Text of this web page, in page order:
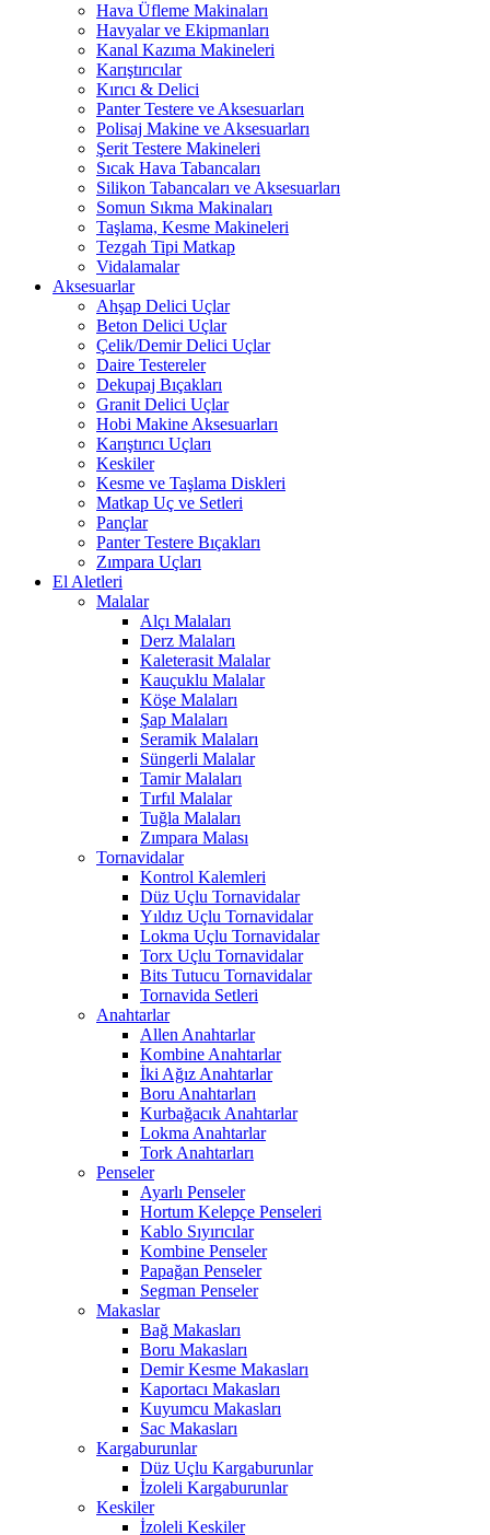
Hava Üfleme Makinaları
Havyalar ve Ekipmanları
Kanal Kazıma Makineleri
Karıştırıcılar
Kırıcı & Delici
Panter Testere ve Aksesuarları
Polisaj Makine ve Aksesuarları
Şerit Testere Makineleri
Sıcak Hava Tabancaları
Silikon Tabancaları ve Aksesuarları
Somun Sıkma Makinaları
Taşlama, Kesme Makineleri
Tezgah Tipi Matkap
Vidalamalar
Aksesuarlar
Ahşap Delici Uçlar
Beton Delici Uçlar
Çelik/Demir Delici Uçlar
Daire Testereler
Dekupaj Bıçakları
Granit Delici Uçlar
Hobi Makine Aksesuarları
Karıştırıcı Uçları
Keskiler
Kesme ve Taşlama Diskleri
Matkap Uç ve Setleri
Pançlar
Panter Testere Bıçakları
Zımpara Uçları
El Aletleri
Malalar
Alçı Malaları
Derz Malaları
Kaleterasit Malalar
Kauçuklu Malalar
Köşe Malaları
Şap Malaları
Seramik Malaları
Süngerli Malalar
Tamir Malaları
Tırfıl Malalar
Tuğla Malaları
Zımpara Malası
Tornavidalar
Kontrol Kalemleri
Düz Uçlu Tornavidalar
Yıldız Uçlu Tornavidalar
Lokma Uçlu Tornavidalar
Torx Uçlu Tornavidalar
Bits Tutucu Tornavidalar
Tornavida Setleri
Anahtarlar
Allen Anahtarlar
Kombine Anahtarlar
İki Ağız Anahtarlar
Boru Anahtarları
Kurbağacık Anahtarlar
Lokma Anahtarlar
Tork Anahtarları
Penseler
Ayarlı Penseler
Hortum Kelepçe Penseleri
Kablo Sıyırıcılar
Kombine Penseler
Papağan Penseler
Segman Penseler
Makaslar
Bağ Makasları
Boru Makasları
Demir Kesme Makasları
Kaportacı Makasları
Kuyumcu Makasları
Sac Makasları
Kargaburunlar
Düz Uçlu Kargaburunlar
İzoleli Kargaburunlar
Keskiler
İzoleli Keskiler